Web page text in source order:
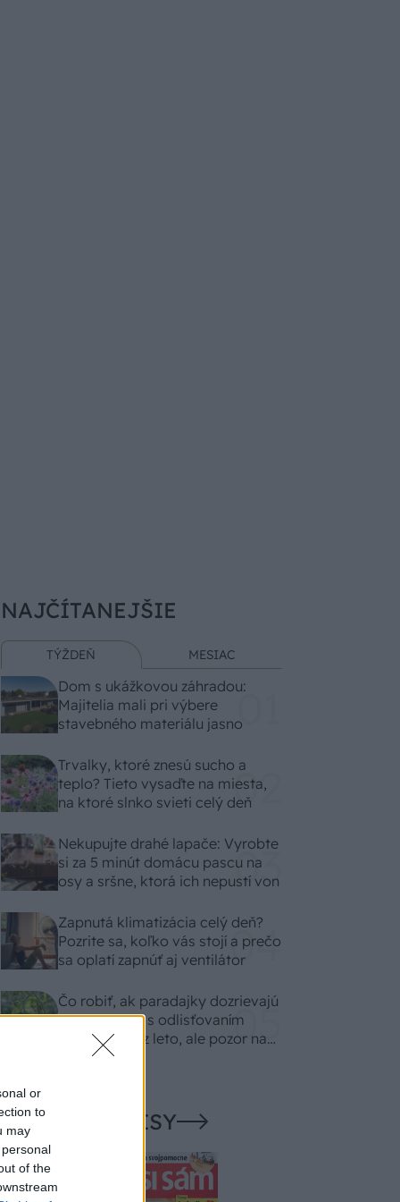
or
to
may
of the
NAJČÍTANEJŠIE
TÝŽDEŇ MESIAC
Dom s ukážkovou záhradou:
Majitelia mali pri výbere
stavebného materiálu jasno
Trvalky, ktoré znesú sucho a
teplo? Tieto vysaďte na miesta,
na ktoré slnko svieti celý deň
Nekupujte drahé lapače: Vyrobte
si za 5 minút domácu pascu na
osy a sršne, ktorá ich nepustí von
Zapnutá klimatizácia celý deň?
Pozrite sa, koľko vás stojí a prečo
sa oplatí zapnúť aj ventilátor
Čo robiť, ak paradajky dozrievajú
pomaly? Trik s odlisťovaním
funguje aj cez leto, ale pozor na
chyby
NAŠE ČASOPISY